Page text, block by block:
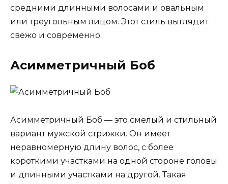
средними длинными волосами и овальным
или треугольным лицом. Этот стиль выглядит
свежо и современно.
Асимметричный Боб
Асимметричный Боб — это смелый и стильный
вариант мужской стрижки. Он имеет
неравномерную длину волос, с более
короткими участками на одной стороне головы
и длинными участками на другой. Такая